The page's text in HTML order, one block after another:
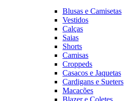
Blusas e Camisetas
Vestidos
Calças
Saias
Shorts
Camisas
Croppeds
Casacos e Jaquetas
Cardigans e Sueters
Macacões
Blazer e Coletes